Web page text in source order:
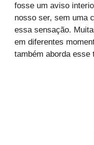
fosse um aviso
nosso ser, sem uma
essa sensação.
em diferentes
também aborda esse